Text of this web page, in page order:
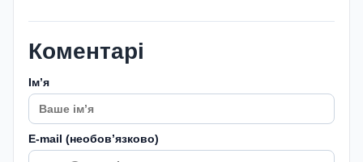
Коментарі
Імʼя
E-mail (необовʼязково)